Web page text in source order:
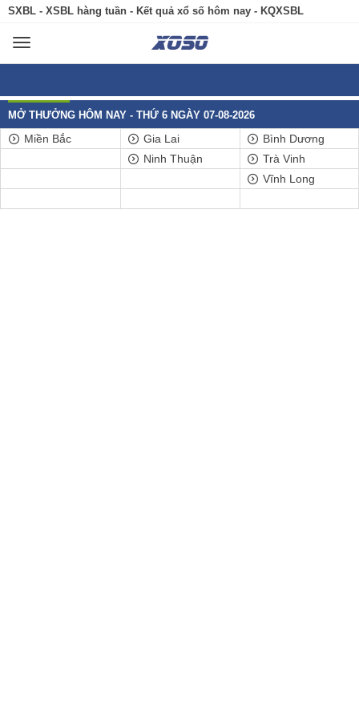
SXBL - XSBL hàng tuần - Kết quả xổ số hôm nay - KQXSBL
Toggle
MỞ THƯỞNG HÔM NAY - THỨ 6 NGÀY 07-08-2026
Miền Bắc
Gia Lai
Ninh Thuận
Bình Dương
Trà Vinh
Vĩnh Long